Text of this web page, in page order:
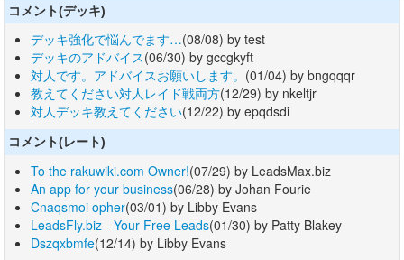
コメント(デッキ)
デッキ強化で悩んでます…(08/08) by test
デッキのアドバイス(06/30) by gccgkyft
対人です。アドバイスお願いします。 (01/04) by bngqqqr
教えてください対人レイド戦両方(12/29) by nkeltjr
対人デッキ教えてください(12/22) by epqdsdi
コメント(レート)
To the rakuwiki.com Owner!(07/29) by LeadsMax.biz
An app for your business(06/28) by Johan Fourie
Cnaqsmoi opher(03/01) by Libby Evans
LeadsFly.biz - Your Free Leads(01/30) by Patty Blakey
Dszqxbmfe(12/14) by Libby Evans